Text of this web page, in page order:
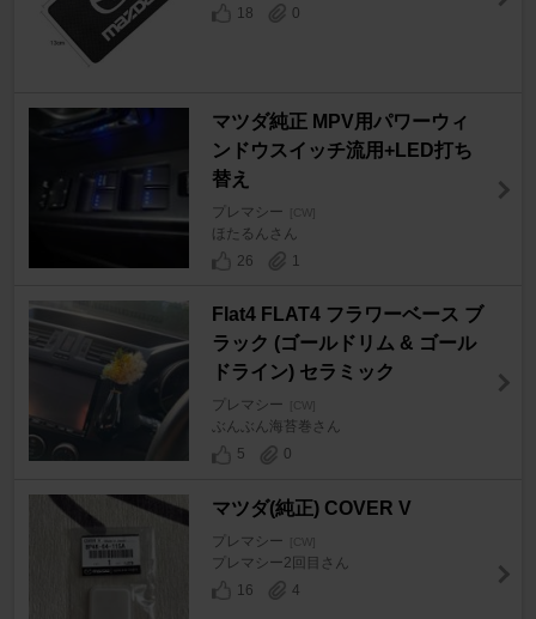
18
0
マツダ純正 MPV用パワーウィ
ンドウスイッチ流用+LED打ち
替え
プレマシー [CW]
ほたるんさん
26
1
Flat4 FLAT4 フラワーベース ブ
ラック (ゴールドリム & ゴール
ドライン) セラミック
プレマシー [CW]
ぶんぶん海苔巻さん
5
0
マツダ(純正) COVER V
プレマシー [CW]
プレマシー2回目さん
16
4